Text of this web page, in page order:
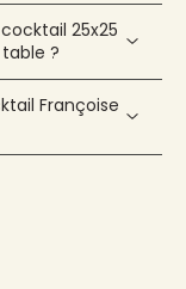
25x25
?
Françoise